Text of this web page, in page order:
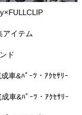
アイテム
ド
車&ﾊﾟｰﾂ・ｱｸｾｻﾘｰ
成車&ﾊﾟｰﾂ・ｱｸｾｻﾘｰ